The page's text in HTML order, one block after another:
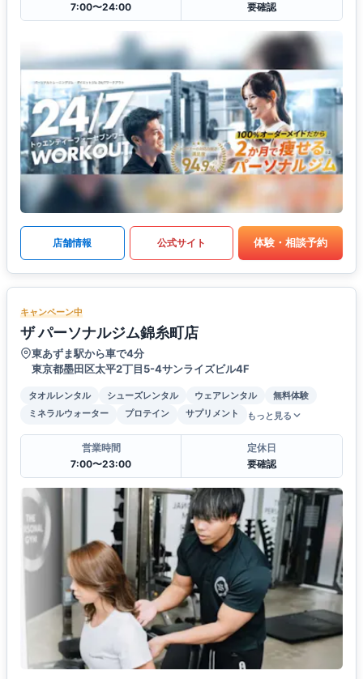
7:00〜24:00
要確認
店舗情報 公式サイト 体験・相談予約
キャンペーン中
ザ パーソナルジム錦糸町店
東あずま駅から車で4分
東京都墨田区太平2丁目5-4サンライズビル4F
タオルレンタル シューズレンタル ウェアレンタル
無料体験
ミネラルウォーター
プロテイン サプリメント もっと見る
営業時間
7:00〜23:00
定休日
要確認